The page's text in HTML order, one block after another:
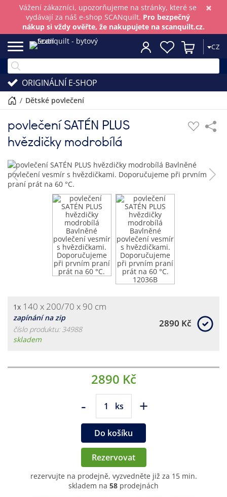
×
Vážení zákazníci, upozorňujeme na stránky, které se
vydávají za náš e-shop SCANquilt. Pro bezpečný
nákup si vždy ověřte, že nakupujete na scanquilt.cz.
CZ
ORIGINÁLNÍ E-SHOP
/ dětské povlečení
povlečení SATÉN PLUS
hvězdičky modrobílá
1x 140 x 200/70 x 90 cm
zapínání na zip
číslo produktu: 34988
skladem
2890 Kč
2890 Kč
- ks +
Do košíku
Rezervovat
rezervujte na prodejně, vyzvedněte již za 15 min.
skladem na 58 prodejnách